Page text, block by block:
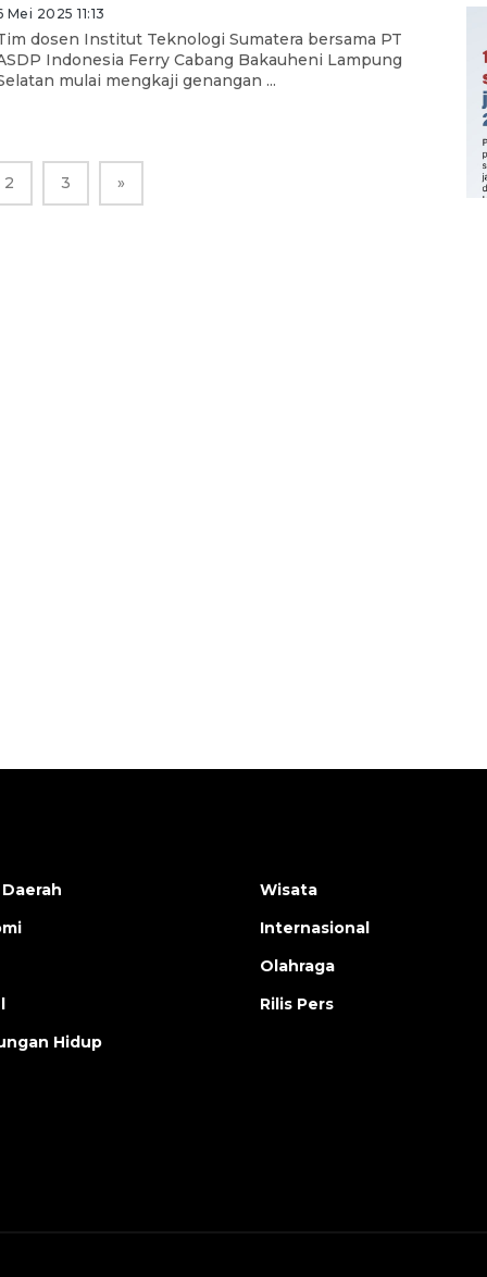
Mei 2025 11:13
dosen Institut Teknologi Sumatera bersama PT
Indonesia Ferry Cabang Bakauheni Lampung
mulai mengkaji genangan ...
2 3 »
Hidup
Wisata
Internasional
Olahraga
Rilis Pers